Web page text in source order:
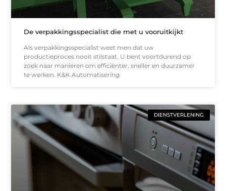
De verpakkingsspecialist die met u vooruitkijkt
Als verpakkingsspecialist weet men dat uw
productieproces nooit stilstaat. U bent voortdurend op
zoek naar manieren om efficiënter, sneller en duurzamer
te werken. K&K Automatisering
DIENSTVERLENING